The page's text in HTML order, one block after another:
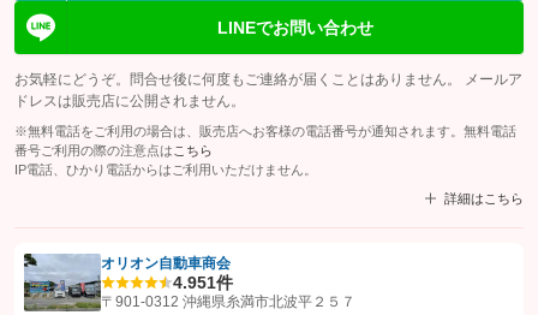
LINEでお問い合わせ
お気軽にどうぞ。問合せ後に何度もご連絡が届くことはありません。 メールア
ドレスは販売店に公開されません。
※無料電話をご利用の場合は、販売店へお客様の電話番号が通知されます。無料電話
番号ご利用の際の注意点は こちら
IP電話、ひかり電話からはご利用いただけません。
詳細はこちら
【STEP1】認証画面でグーネットを友だち追加してから「許可する」ボタンを押
オリオン自動車商会
4.951件
〒901-0312 沖縄県糸満市北波平２５７